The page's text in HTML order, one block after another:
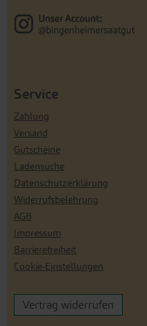
Service
Zahlung
Versand
Gutscheine
Ladensuche
Datenschutzerklärung
Widerrufsbelehrung
AGB
Impressum
Barrierefreiheit
Cookie-Einstellungen
Vertrag widerrufen